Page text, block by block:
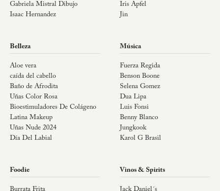
Gabriela Mistral Dibujo
Isaac Hernandez
Iris Apfel
Jin
Belleza
Aloe vera
caída del cabello
Baño de Afrodita
Uñas Color Rosa
Bioestimuladores De Colágeno
Latina Makeup
Uñas Nude 2024
Día Del Labial
Música
Fuerza Regida
Benson Boone
Selena Gomez
Dua Lipa
Luis Fonsi
Benny Blanco
Jungkook
Karol G Brasil
Foodie
Burrata Frita
Vinos & Spirits
Jack Daniel´s